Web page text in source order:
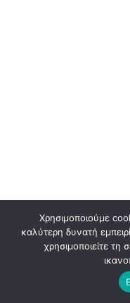
© 2026 BLADEADV. ALL
Χρησιμοποιούμε
καλύτερη δυνατή
χρησιμοποιείτε τη